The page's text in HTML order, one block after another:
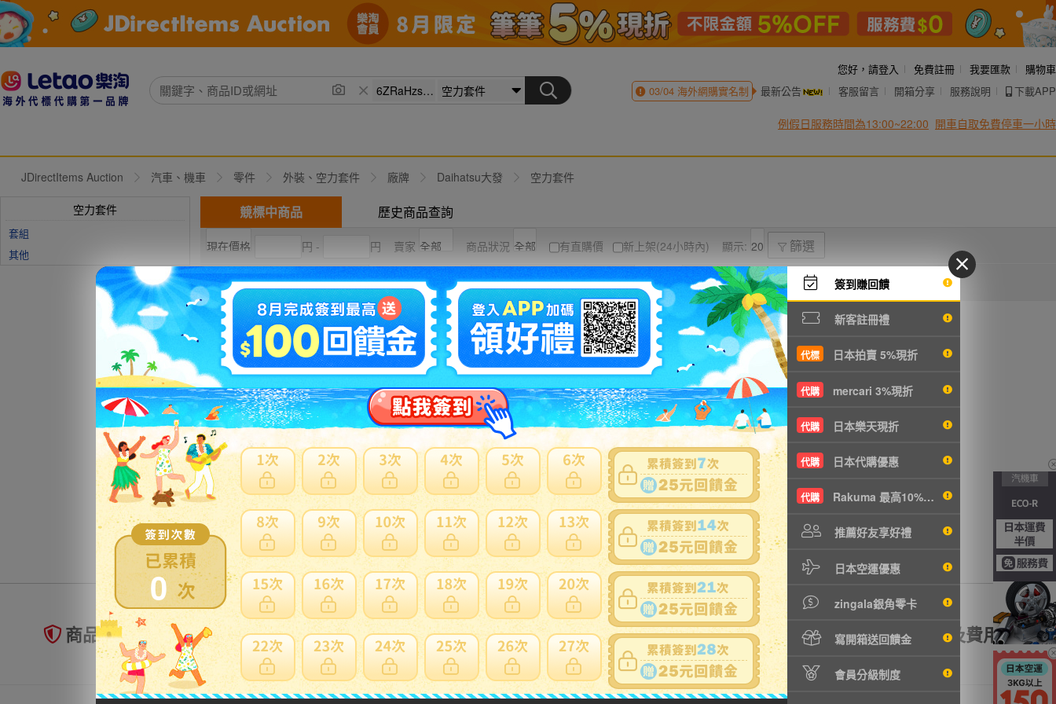
0
簽到賺回饋
新客註冊禮
代標 日本拍賣 5%現折
代購 mercari 3%現折
代購 日本樂天現折
代購 日本代購優惠
代購 Rakuma 最高10%現折
推薦好友享好禮
日本空運優惠
zingala銀角零卡
寫開箱送回饋金
會員分級制度
您好， 請登入 免費註冊 我要匯款
購物車
03/04海外網購實名制 最新公告 客服留言 開箱分享 服務說明 下載APP
例假日服務時間為13:00~22:00 開車自取免費停車一小時
JDirectItems Auction 汽車、機車 零件 外裝、空力套件 廠牌 Daihatsu大發 空力套件
空力套件
套組
其他
競標中商品 歷史商品查詢
円 - 円 賣家 商品狀況 有直購價 新上架(24小時內) 顯示: 篩選
現在出價 直購價 競標高到低 結標時間 圖片 列表
賣家6ZRaHzsjwepsE6yNyELu8DqHZUgVw沒有商品拍賣
0~0件 / 0件跳至頁
商品未到貨全額理賠 賣家寄錯全額處理 運送損壞全額理賠 全透明資訊及費用